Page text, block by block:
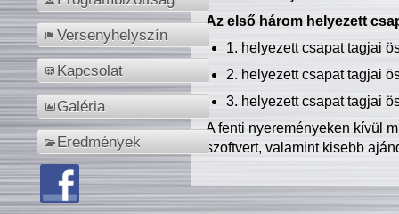
Versenyhelyszín
Kapcsolat
Galéria
Eredmények
Az első három helyezett
1. helyezett csapat tagjai
2. helyezett csapat tagjai
3. helyezett csapat tagjai
A fenti nyereményeken kívül
szoftvert, valamint kisebb